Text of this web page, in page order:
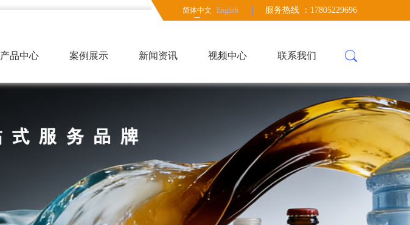
简体中文 English 服务热线 ：17805229696
产品中心 案例展示 新闻资讯 视频中心 联系我们